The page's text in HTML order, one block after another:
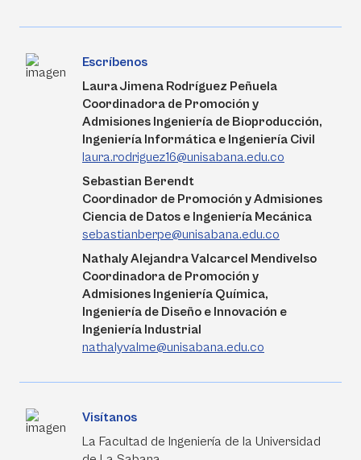
Escríbenos
Laura Jimena Rodríguez Peñuela
Coordinadora de Promoción y
Admisiones Ingeniería de Bioproducción,
Ingeniería Informática e Ingeniería Civil
laura.rodriguez16@unisabana.edu.co
Sebastian Berendt
Coordinador de Promoción y Admisiones
Ciencia de Datos e Ingeniería Mecánica
sebastianberpe@unisabana.edu.co
Nathaly Alejandra Valcarcel Mendivelso
Coordinadora de Promoción y
Admisiones Ingeniería Química,
Ingeniería de Diseño e Innovación e
Ingeniería Industrial
nathalyvalme@unisabana.edu.co
Visítanos
La Facultad de Ingeniería de la Universidad